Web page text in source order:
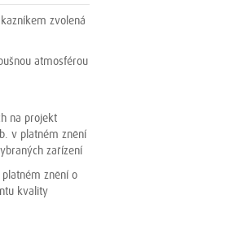
zvolená
atmosférou
na projekt
v platném znění
zařízení
znění o
kvality